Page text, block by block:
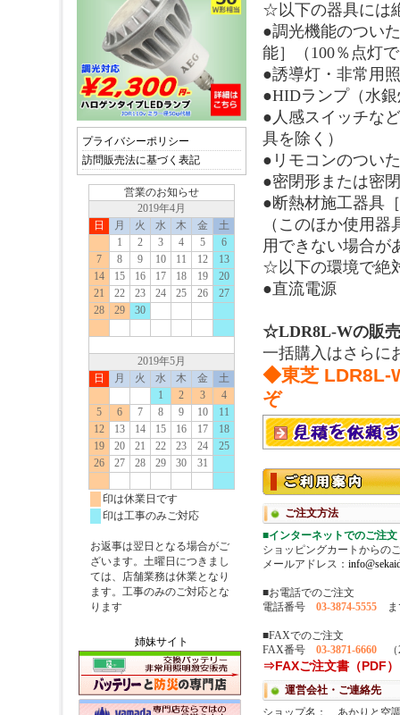
☆以下の器具には
●調光機能のつい
能］（100％点灯
●誘導灯・非常用
●HIDランプ（水
●人感スイッチな
具を除く）
●リモコンのつい
●密閉形または密
●断熱材施工器具
（このほか使用
用できない場合が
☆以下の環境で絶
●直流電源
☆LDR8L-Wの販売
一括購入はさらに
◆東芝 LDR8L-
ぞ
プライバシーポリシー
訪問販売法に基づく表記
姉妹サイト